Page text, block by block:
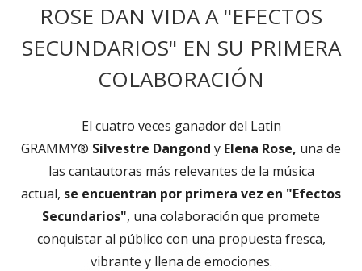
ROSE DAN VIDA A "EFECTOS
SECUNDARIOS" EN SU PRIMERA
COLABORACIÓN
El cuatro veces ganador del Latin
GRAMMY® Silvestre Dangond y Elena Rose, una de
las cantautoras más relevantes de la música
actual, se encuentran por primera vez en "Efectos
Secundarios", una colaboración que promete
conquistar al público con una propuesta fresca,
vibrante y llena de emociones.